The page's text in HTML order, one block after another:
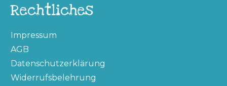
Rechtliches
Impressum
AGB
Datenschutzerklärung
Widerrufsbelehrung